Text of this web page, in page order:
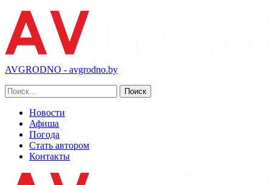
AVGRODNO - avgrodno.by
Новости
Афиша
Погода
Стать автором
Контакты